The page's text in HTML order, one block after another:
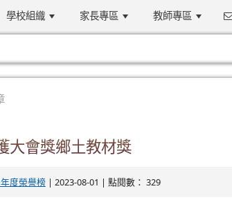
學校組織 家長專區 教師專區
大會獎鄉土教材獎
度榮譽榜| 2023-08-01 | 點閱數： 329